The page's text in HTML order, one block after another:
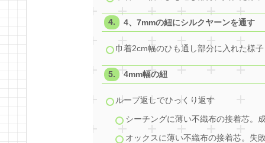
4、7mmの紐にシルクヤーンを通す
巾着2cm幅のひも通し部分に入れた様子
4mm幅の紐
ループ返しでひっくり返す
シーチングに薄い不織布の接着芯。
オックスに薄い不織布の接着芯。失